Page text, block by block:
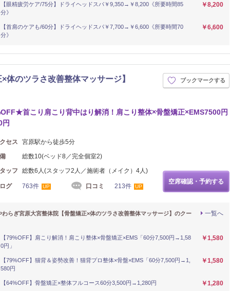
【眼精疲労ケア/75分】ドライヘッドスパ￥9,350→￥8,200《所要時間85
分》
￥8,200
【首肩のケアも/60分】ドライヘッドスパ￥7,700→￥6,600《所要時間70
分》
￥6,600
のツラさ改善整体マッサージ】 ブックマークする
首こり肩こり背中はり解消！肩こり整体×骨盤矯正×EMS7500円
セス
宮原駅から徒歩5分
総数10(ベッド8／完全個室2)
ッフ
総数6人(スタッフ2人／施術者（メイク）4人)
グ 763件 UP 口コミ 213件 UP
空席確認・予約する
一覧へ
わらぎ宮原大宮整体院【骨盤矯正×体のツラさ改善整体マッサージ】のクー
【79%OFF】肩こり解消！肩こり整体×骨盤矯正×EMS「60分7,500円→1,58
0円」
￥1,580
【79%OFF】猫背＆姿勢改善！猫背プロ整体×骨盤×EMS「60分7,500円→1,
580円
￥1,580
【64%OFF】骨盤矯正×整体フルコース60分3,500円→1,280円 ￥1,280